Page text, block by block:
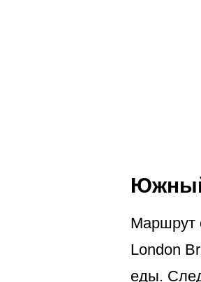
Маршрут
London
еды.